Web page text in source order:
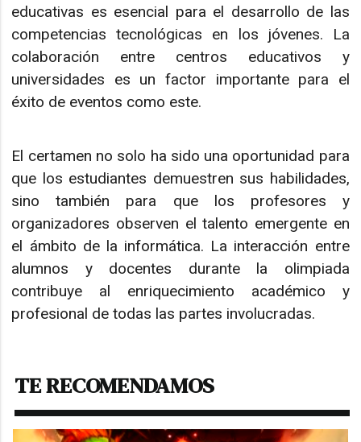
educativas es esencial para el desarrollo de las
competencias tecnológicas en los jóvenes. La
colaboración entre centros educativos y
universidades es un factor importante para el
éxito de eventos como este.
El certamen no solo ha sido una oportunidad para
que los estudiantes demuestren sus habilidades,
sino también para que los profesores y
organizadores observen el talento emergente en
el ámbito de la informática. La interacción entre
alumnos y docentes durante la olimpiada
contribuye al enriquecimiento académico y
profesional de todas las partes involucradas.
TE RECOMENDAMOS